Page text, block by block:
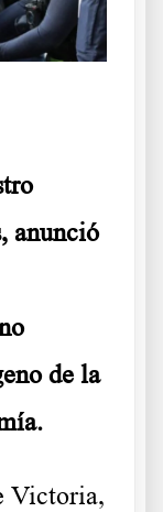
anunció
de la
Victoria,